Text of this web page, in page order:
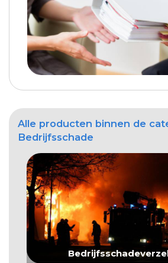
Alle producten binnen de
Bedrijfsschade